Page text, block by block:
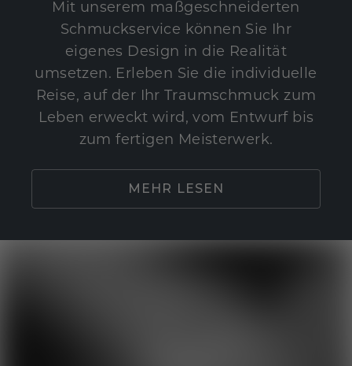
Mit unserem maßgeschneiderten
Schmuckservice können Sie Ihr
eigenes Design in die Realität
umsetzen. Erleben Sie die individuelle
Reise, auf der Ihr Traumschmuck zum
Leben erweckt wird, vom Entwurf bis
zum fertigen Meisterwerk.
MEHR LESEN